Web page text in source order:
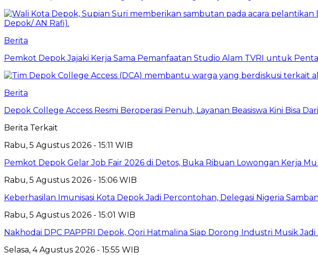
Berita
Pemkot Depok Jajaki Kerja Sama Pemanfaatan Studio Alam TVRI untuk
Berita
Depok College Access Resmi Beroperasi Penuh, Layanan Beasiswa Kini Bisa
Berita Terkait
Rabu, 5 Agustus 2026 - 15:11 WIB
Pemkot Depok Gelar Job Fair 2026 di Detos, Buka Ribuan Lowongan Kerja
Rabu, 5 Agustus 2026 - 15:06 WIB
Keberhasilan Imunisasi Kota Depok Jadi Percontohan, Delegasi Nigeria
Rabu, 5 Agustus 2026 - 15:01 WIB
Nakhodai DPC PAPPRI Depok, Qori Hatmalina Siap Dorong Industri Musik
Selasa, 4 Agustus 2026 - 15:55 WIB